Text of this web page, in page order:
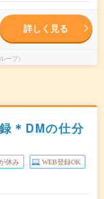
詳しく見る
ープ）
＊DMの仕分
休み WEB登録OK